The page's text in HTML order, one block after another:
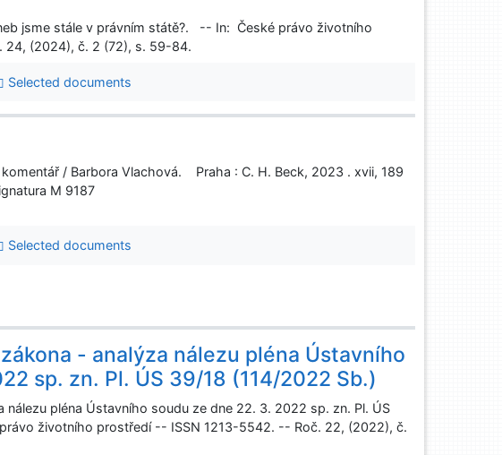
jsme stále v právním státě?. -- In: České právo životního
(2024), č. 2 (72), s. 59-84.
Selected documents
komentář / Barbora Vlachová. Praha : C. H. Beck, 2023 . xvii, 189
M 9187
Selected documents
- analýza nálezu pléna Ústavního
sp. zn. Pl. ÚS 39/18 (114/2022 Sb.)
nálezu pléna Ústavního soudu ze dne 22. 3. 2022 sp. zn. Pl. ÚS
životního prostředí -- ISSN 1213-5542. -- Roč. 22, (2022), č.